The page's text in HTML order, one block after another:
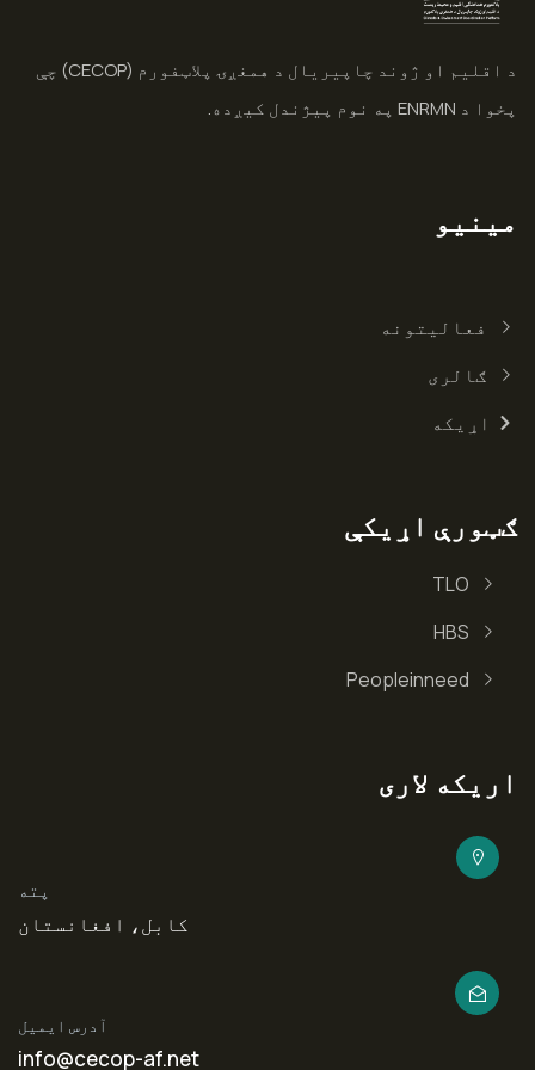
د اقلیم او ژوند چاپیریال د همغږۍ پلاټفورم (CECOP) چې
پخوا د ENRMN په نوم پیژندل کیږده.
مینیو
فعالیتونه
ګالری
اړیکه
ګټورې اړیکې
TLO
HBS
Peopleinneed
اریکه لاری
پته
کابل، افغانستان
آدرس ایمیل
info@cecop-af.net